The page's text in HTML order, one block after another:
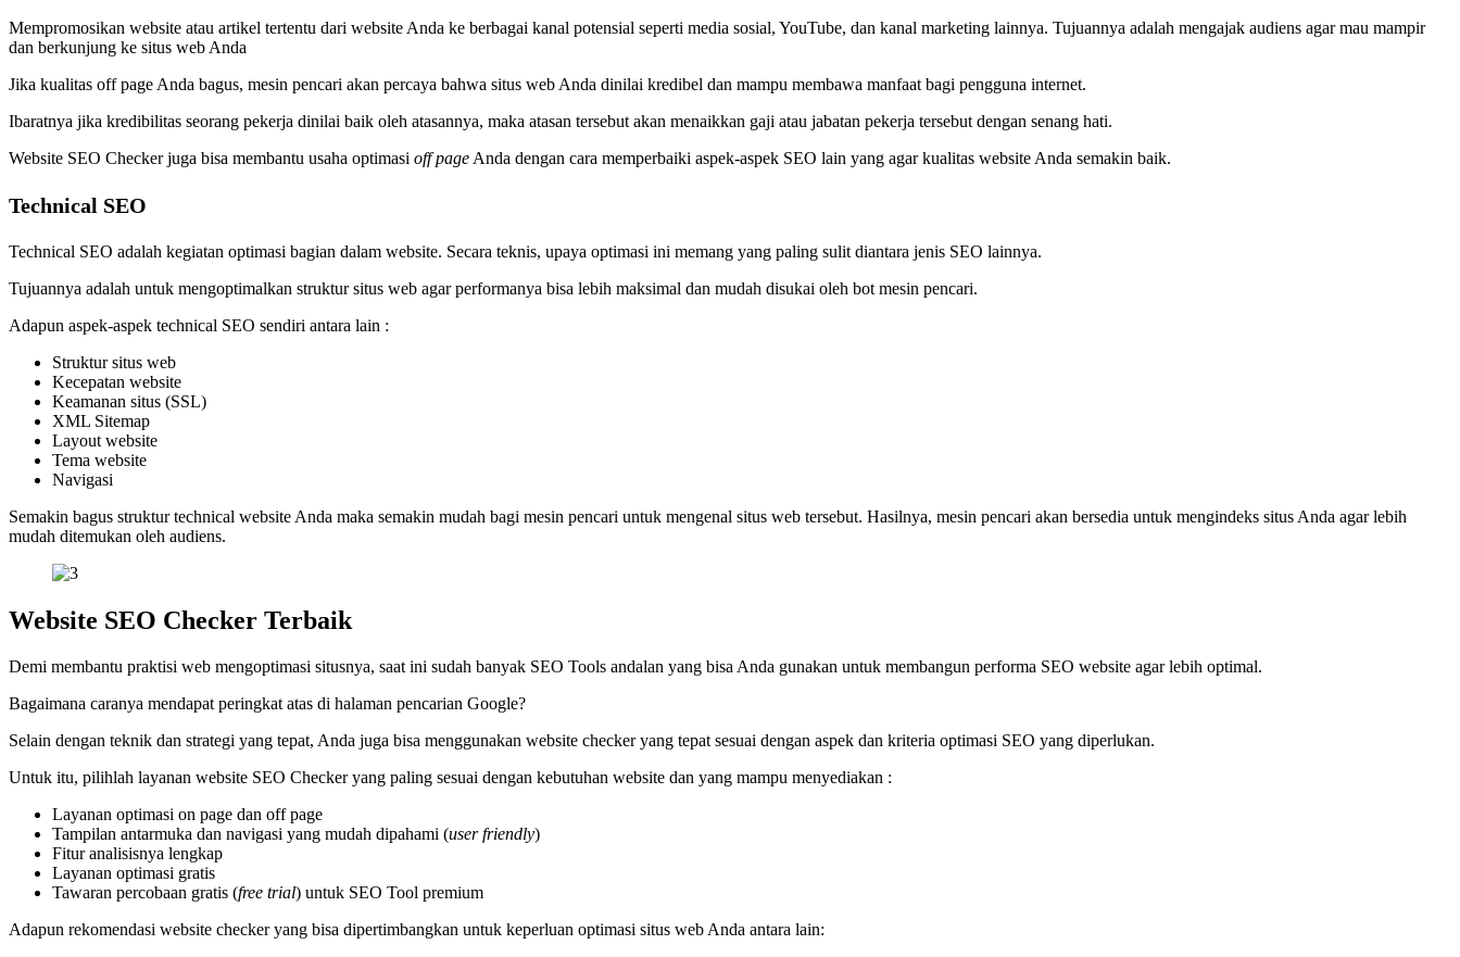
Mempromosikan website atau artikel tertentu dari website Anda ke berbagai kanal potensial seperti media sosial, YouTube, dan kanal marketing lainnya. Tujuannya adalah mengajak audiens agar mau mampir
dan berkunjung ke situs web Anda
Jika kualitas off page Anda bagus, mesin pencari akan percaya bahwa situs web Anda dinilai kredibel dan mampu membawa manfaat bagi pengguna internet.
Ibaratnya jika kredibilitas seorang pekerja dinilai baik oleh atasannya, maka atasan tersebut akan menaikkan gaji atau jabatan pekerja tersebut dengan senang hati.
Website SEO Checker juga bisa membantu usaha optimasi off pageAnda dengan cara memperbaiki aspek-aspek SEO lain yang agar kualitas website Anda semakin baik.
Technical SEO
Technical SEO adalah kegiatan optimasi bagian dalam website. Secara teknis, upaya optimasi ini memang yang paling sulit diantara jenis SEO lainnya.
Tujuannya adalah untuk mengoptimalkan struktur situs web agar performanya bisa lebih maksimal dan mudah disukai oleh bot mesin pencari.
Adapun aspek-aspek technical SEO sendiri antara lain :
Struktur situs web
Kecepatan website
Keamanan situs (SSL)
XML Sitemap
Layout website
Tema website
Navigasi
Semakin bagus struktur technical website Anda maka semakin mudah bagi mesin pencari untuk mengenal situs web tersebut. Hasilnya, mesin pencari akan bersedia untuk mengindeks situs Anda agar lebih
mudah ditemukan oleh audiens.
Website SEO Checker Terbaik
Demi membantu praktisi web mengoptimasi situsnya, saat ini sudah banyak SEO Tools andalan yang bisa Anda gunakan untuk membangun performa SEO website agar lebih optimal.
Bagaimana caranya mendapat peringkat atas di halaman pencarian Google?
Selain dengan teknik dan strategi yang tepat, Anda juga bisa menggunakan website checker yang tepat sesuai dengan aspek dan kriteria optimasi SEO yang diperlukan.
Untuk itu, pilihlah layanan website SEO Checker yang paling sesuai dengan kebutuhan website dan yang mampu menyediakan :
Layanan optimasi on page dan off page
Tampilan antarmuka dan navigasi yang mudah dipahami (user friendly)
Fitur analisisnya lengkap
Layanan optimasi gratis
Tawaran percobaan gratis (free trial) untuk SEO Tool premium
Adapun rekomendasi website checker yang bisa dipertimbangkan untuk keperluan optimasi situs web Anda antara lain: